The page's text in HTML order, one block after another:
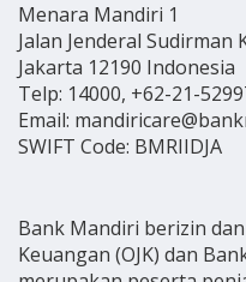
Menara Mandiri 1
Jalan Jenderal Sudirman
Jakarta 12190 Indonesia
Telp: 14000, +62-21-
Email:
SWIFT Code: BMRIIDJA
Bank Mandiri berizin
Keuangan (OJK) dan